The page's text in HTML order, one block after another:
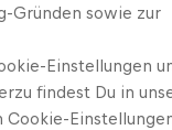
Gründen sowie zur
Einstellungen
findest Du in